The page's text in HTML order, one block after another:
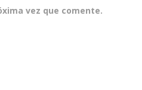
vez que comente.